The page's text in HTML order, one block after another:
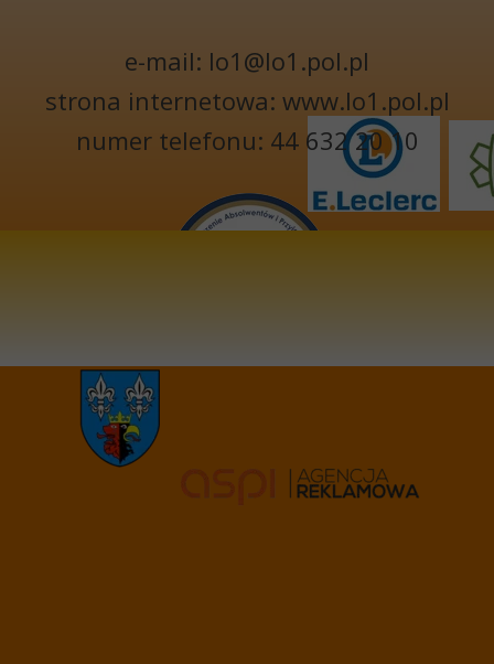
e-mail: lo1@lo1.pol.pl
strona internetowa: www.lo1.pol.pl
numer telefonu: 44 632 20 10